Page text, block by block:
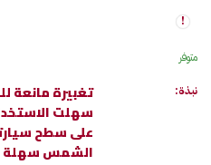
متوفر
نبذة:
سهلت
على سطح
الشمس سهلة